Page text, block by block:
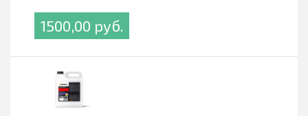
1500,00 pуб.